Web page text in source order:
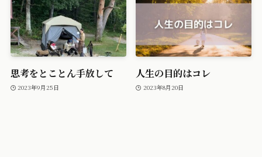
思考をとことん手放して
2023年9月25日
人生の目的はコレ
2023年8月20日